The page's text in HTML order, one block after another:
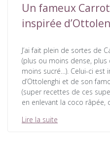
Un fameux
inspirée
J’ai fait plein de sortes de
(plus ou moins dense,
moins sucré…). Celui-ci est
d’Ottolenghi et de son
(super recettes de ces
en enlevant la coco râpée,
Lire la suite